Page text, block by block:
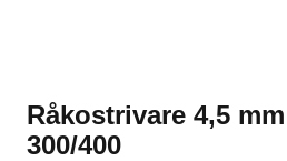
Råkostrivare 4,5
300/400